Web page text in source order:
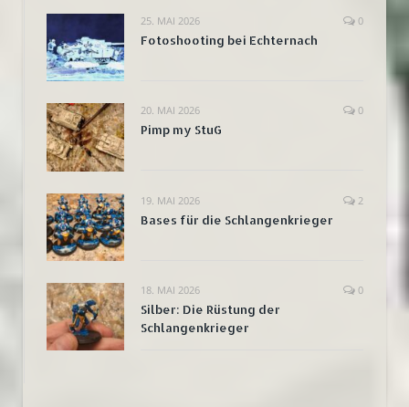
25. MAI 2026 0
Fotoshooting bei Echternach
20. MAI 2026 0
Pimp my StuG
19. MAI 2026 2
Bases für die Schlangenkrieger
18. MAI 2026 0
Silber: Die Rüstung der
Schlangenkrieger